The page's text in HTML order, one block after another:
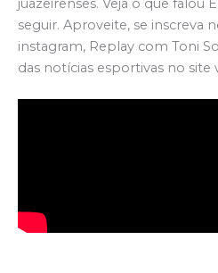
seguir. Aproveite, se inscreva
instagram, Replay com Toni
das notícias esportivas no site